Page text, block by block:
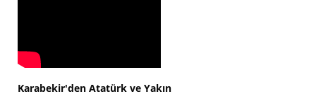
Karabekir'den Atatürk ve Yakın